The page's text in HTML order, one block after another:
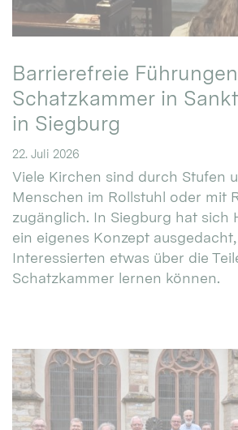
Barrierefreie
Schatzkammer in
in Siegburg
22. Juli 2026
Viele Kirchen sind durch Stufen
Menschen im Rollstuhl oder mit
zugänglich. In Siegburg hat sich
ein eigenes Konzept
Interessierten etwas über die
Schatzkammer lernen können.